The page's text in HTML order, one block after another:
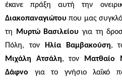
έκανε πράξη αυτή την
Διακοπαναγιώτου που μας
τη
Μυρτώ Βασιλείου για τη
Πόλη, τον
Ηλία Βαμβακούση,
Μιχάλη Ατσάλη, τον Ματθαίο
Δάφνο για το γνήσιο λαϊκό